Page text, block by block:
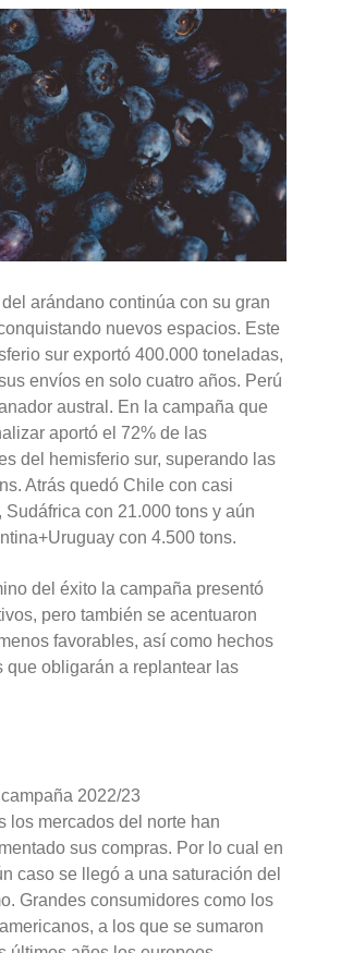
arándano continúa con su gran
nuevos espacios. Este
sur exportó 400.000 toneladas,
envíos en solo cuatro años. Perú
austral. En la campaña que
aportó el 72% de las
del hemisferio sur, superando las
Atrás quedó Chile con casi
Sudáfrica con 21.000 tons y aún
con 4.500 tons.
del éxito la campaña presentó
pero también se acentuaron
favorables, así como hechos
que obligarán a replantear las
2022/23
los mercados del norte han
sus compras. Por lo cual en
caso se llegó a una saturación del
Grandes consumidores como los
a los que se sumaron